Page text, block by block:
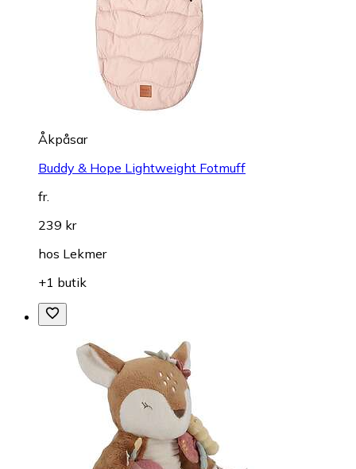
Åkpåsar
Buddy & Hope Lightweight Fotmuff
fr.
239 kr
hos Lekmer
+1 butik